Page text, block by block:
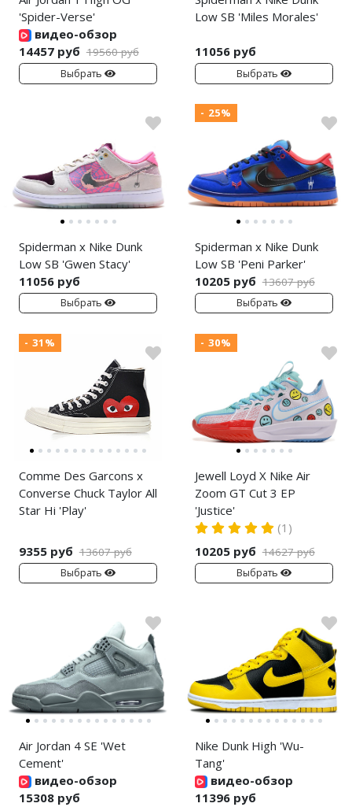
'Spider-Verse'
видео-обзор
14457 руб 19560 руб
Выбрать
Low SB 'Miles Morales'
11056 руб
Выбрать
Spiderman x Nike Dunk
Low SB 'Gwen Stacy'
11056 руб
Выбрать
- 25%
Spiderman x Nike Dunk
Low SB 'Peni Parker'
10205 руб 13607 руб
Выбрать
- 31%
Comme Des Garcons x
Converse Chuck Taylor All
Star Hi 'Play'
9355 руб 13607 руб
Выбрать
- 30%
Jewell Loyd X Nike Air
Zoom GT Cut 3 EP
'Justice'
(1)
10205 руб 14627 руб
Выбрать
Air Jordan 4 SE 'Wet
Cement'
видео-обзор
15308 руб
Nike Dunk High 'Wu-
Tang'
видео-обзор
11396 руб